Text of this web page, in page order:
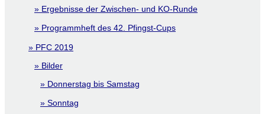
Ergebnisse der Zwischen- und KO-Runde
Programmheft des 42. Pfingst-Cups
PFC 2019
Bilder
Donnerstag bis Samstag
Sonntag